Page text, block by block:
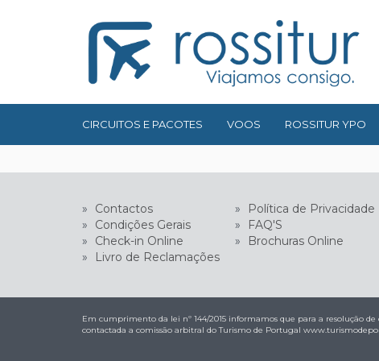
CIRCUITOS E PACOTES VOOS ROSSITUR YPO
» Contactos »
Política de Privacidade
»
Condições Gerais »
FAQ'S
»
Check-in Online »
Brochuras Online
»
Livro de Reclamações
Em cumprimento da lei nº 144/2015 informamos que para a resolução de
contactada a comissão arbitral do Turismo de Portugal